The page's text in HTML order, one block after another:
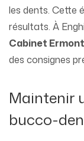
les dents. Cette
résultats. À
Cabinet
des consignes
Maintenir
bucco-